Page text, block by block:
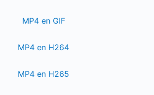
MP4 en GIF
MP4 en H264
MP4 en H265